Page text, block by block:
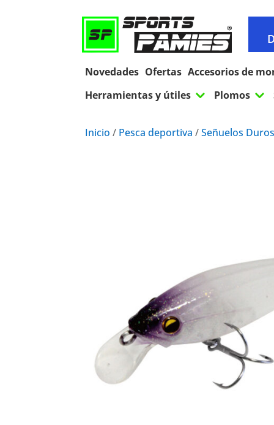
Novedades Ofertas Accesorios de
Herramientas y útiles 3 Plomos 3
Inicio / Pesca deportiva /Señuelos